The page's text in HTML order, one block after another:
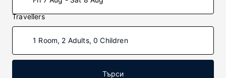
Travellers
1 Room, 2 Adults, 0 Children
Търси